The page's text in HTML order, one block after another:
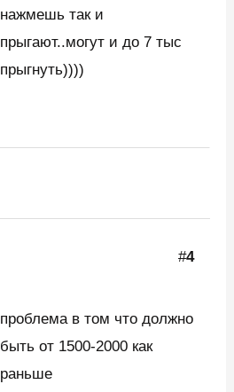
нажмешь так и
прыгают..могут и до 7 тыс
прыгнуть))))
#4
проблема в том что должно
быть от 1500-2000 как
раньше